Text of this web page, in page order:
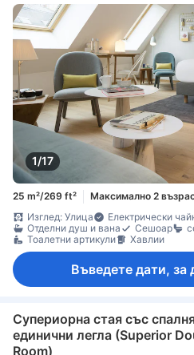
1/17
25 m²/269 ft² Максимално 2
Изглед: Улица
Електрически
Отделни душ и вана
Сешоар
Тоалетни артикули
Хавлии
Въведете дати, за
Супериорна стая със
единични легла (Superior
Room)